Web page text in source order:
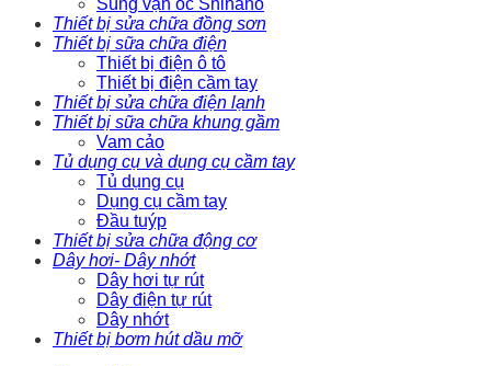
Súng vặn ốc Shinano
Thiết bị sửa chữa đồng sơn
Thiết bị sữa chữa điện
Thiết bị điện ô tô
Thiết bị điện cầm tay
Thiết bị sửa chữa điện lạnh
Thiết bị sữa chữa khung gầm
Vam cảo
Tủ dụng cụ và dụng cụ cầm tay
Tủ dụng cụ
Dụng cụ cầm tay
Đầu tuýp
Thiết bị sửa chữa động cơ
Dây hơi- Dây nhớt
Dây hơi tự rút
Dây điện tự rút
Dây nhớt
Thiết bị bơm hút dầu mỡ